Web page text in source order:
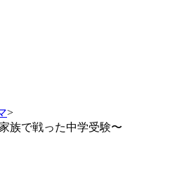
>
族で戦った中学受験〜